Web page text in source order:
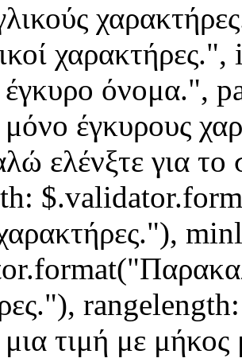
έγκυρο όνομα.",
μόνο έγκυρους
ελένξτε για
μια τιμή με